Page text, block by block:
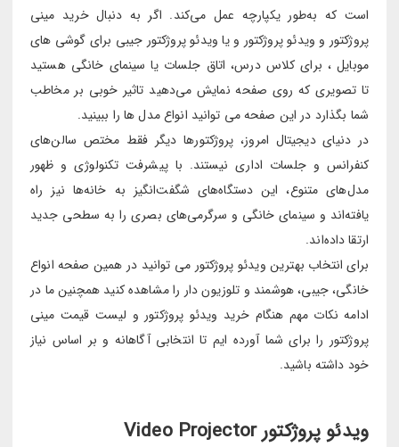
است که به‌طور یکپارچه عمل می‌کند. اگر به دنبال خرید مینی
پروژکتور و ویدئو پروژکتور و یا ویدئو پروژکتور جیبی برای گوشی های
موبایل ، برای کلاس درس، اتاق جلسات یا سینمای خانگی هستید
تا تصویری که روی صفحه نمایش می‌دهید تاثیر خوبی بر مخاطب
شما بگذارد در این صفحه می توانید انواع مدل ها را ببینید.
در دنیای دیجیتال امروز، پروژکتورها دیگر فقط مختص سالن‌های
کنفرانس و جلسات اداری نیستند. با پیشرفت تکنولوژی و ظهور
مدل‌های متنوع، این دستگاه‌های شگفت‌انگیز به خانه‌ها نیز راه
یافته‌اند و سینمای خانگی و سرگرمی‌های بصری را به سطحی جدید
ارتقا داده‌اند.
برای انتخاب بهترین ویدئو پروژکتور می توانید در همین صفحه انواع
خانگی، جیبی، هوشمند و تلوزیون دار را مشاهده کنید همچنین ما در
ادامه نکات مهم هنگام خرید ویدئو پروژکتور و لیست قیمت مینی
پروژکتور را برای شما آورده ایم تا انتخابی آگاهانه و بر اساس نیاز
خود داشته باشید.
ویدئو پروژکتور Video Projector